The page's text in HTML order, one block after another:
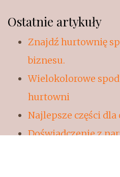
Ostatnie artykuły
Znajdź hurtownię
biznesu.
Wielokolorowe
hurtowni
Najlepsze części
Doświadczenie z